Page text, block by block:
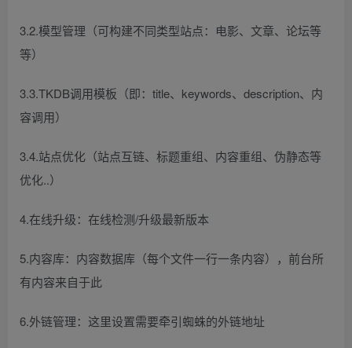
3.2.模型管理（可构建不同类型站点：电影、文章、论坛等
等）
3.3.TKDB调用模板（即：title、keywords、description、内
容调用）
3.4.站点优化（站点互链、标题重组、内容重组、伪静态等
优化..）
4.在线升级：在线检测/升级最新版本
5.内容库：内容数据库（每个文件一行一条内容），前台所
有内容来自于此
6.外链管理：这里设置需要牵引蜘蛛的外链地址